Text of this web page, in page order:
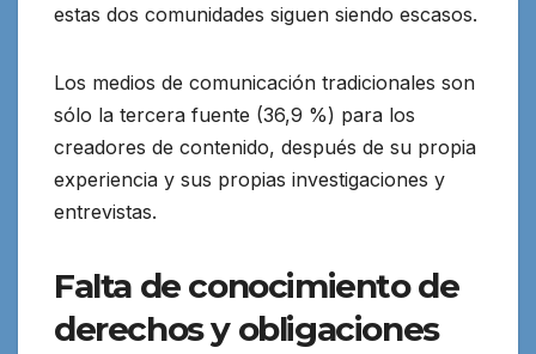
estas dos comunidades siguen siendo escasos.
Los medios de comunicación tradicionales son
sólo la tercera fuente (36,9 %) para los
creadores de contenido, después de su propia
experiencia y sus propias investigaciones y
entrevistas.
Falta de conocimiento de
derechos y obligaciones